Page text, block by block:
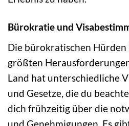
Bürokratie und
Die bürokratischen Hürden
größten
Land hat unterschiedliche
und Gesetze, die du
dich frühzeitig über die